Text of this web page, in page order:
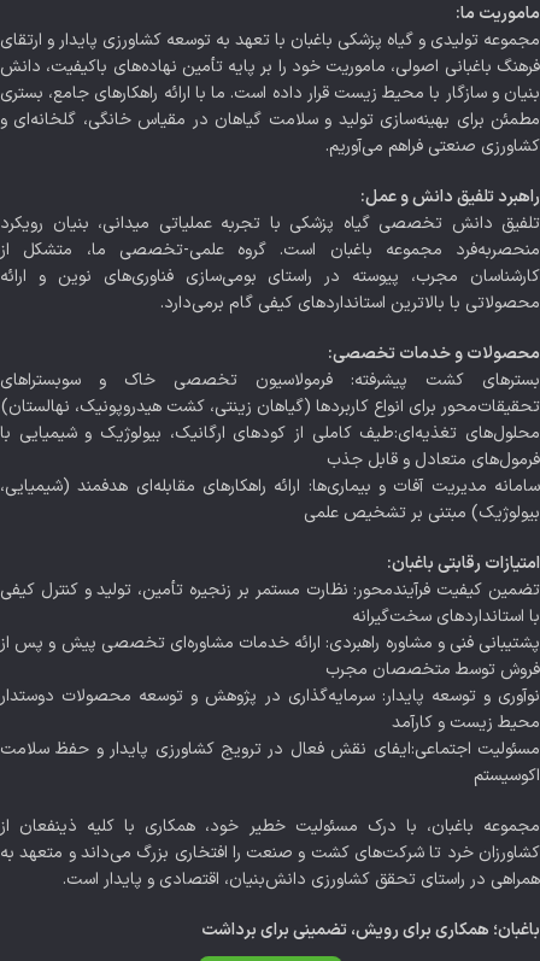
ماموریت ما:
مجموعه تولیدی و گیاه پزشکی باغبان با تعهد به توسعه کشاورزی پایدار و ارتقای
فرهنگ باغبانی اصولی، ماموریت خود را بر پایه تأمین نهاده‌های باکیفیت، دانش
بنیان و سازگار با محیط زیست قرار داده است. ما با ارائه راهکارهای جامع، بستری
مطمئن برای بهینه‌سازی تولید و سلامت گیاهان در مقیاس خانگی، گلخانه‌ای و
کشاورزی صنعتی فراهم می‌آوریم.
راهبرد تلفیق دانش و عمل:
تلفیق دانش تخصصی گیاه پزشکی با تجربه عملیاتی میدانی، بنیان رویکرد
منحصربه‌فرد مجموعه باغبان است. گروه علمی-تخصصی ما، متشکل از
کارشناسان مجرب، پیوسته در راستای بومی‌سازی فناوری‌های نوین و ارائه
محصولاتی با بالاترین استانداردهای کیفی گام برمی‌دارد.
محصولات و خدمات تخصصی:
بسترهای کشت پیشرفته: فرمولاسیون تخصصی خاک و سوبستراهای
تحقیقات‌محور برای انواع کاربردها (گیاهان زینتی، کشت هیدروپونیک، نهالستان)
محلول‌های تغذیه‌ای:طیف کاملی از کودهای ارگانیک، بیولوژیک و شیمیایی با
فرمول‌های متعادل و قابل جذب
سامانه مدیریت آفات و بیماری‌ها: ارائه راهکارهای مقابله‌ای هدفمند (شیمیایی،
بیولوژیک) مبتنی بر تشخیص علمی
امتیازات رقابتی باغبان:
تضمین کیفیت فرآیندمحور: نظارت مستمر بر زنجیره تأمین، تولید و کنترل کیفی
با استانداردهای سخت‌گیرانه
پشتیبانی فنی و مشاوره راهبردی: ارائه خدمات مشاوره‌ای تخصصی پیش و پس از
فروش توسط متخصصان مجرب
نوآوری و توسعه پایدار: سرمایه‌گذاری در پژوهش و توسعه محصولات دوستدار
محیط زیست و کارآمد
مسئولیت اجتماعی:ایفای نقش فعال در ترویج کشاورزی پایدار و حفظ سلامت
اکوسیستم
مجموعه باغبان، با درک مسئولیت خطیر خود، همکاری با کلیه ذینفعان از
کشاورزان خرد تا شرکت‌های کشت و صنعت را افتخاری بزرگ می‌داند و متعهد به
همراهی در راستای تحقق کشاورزی دانش‌بنیان، اقتصادی و پایدار است.
باغبان؛ همکاری برای رویش، تضمینی برای برداشت